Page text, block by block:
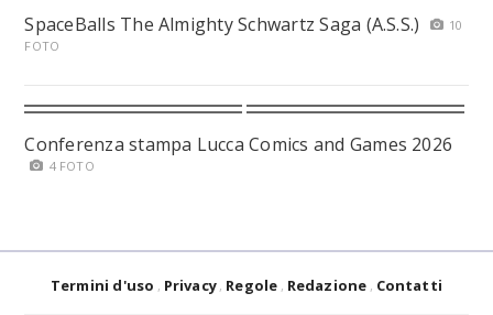
SpaceBalls The Almighty Schwartz Saga (A.S.S.)
10
FOTO
Conferenza stampa Lucca Comics and Games 2026
4 FOTO
Termini d'uso Privacy Regole Redazione Contatti